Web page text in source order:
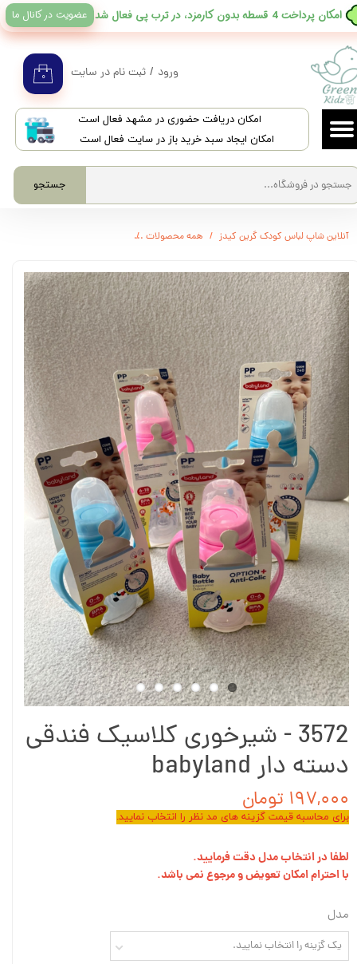
​امکان دریافت حضوری در مشهد فعال است
امکان ایجاد سبد خرید باز در سایت فعال است
جستجو
۰ ورود / ثبت نام در سایت
حساب کاربری من
تغییر گذر واژه
سفارشات
خروج از حساب کاربری
​امکان پرداخت 4 قسطه بدون کارمزد، در ترب پی فعال شد عضویت در کانال ما
آنلاین شاپ لباس کودک گرین کیدز همه محصولات
3572 - شیرخوری کلاسیک فندقی
دسته دار babyland
۱۹۷,۰۰۰ تومان
برای محاسبه قیمت گزینه های مد نظر را انتخاب نمایید.
لطفا در انتخاب مدل دقت فرمایید.
با احترام امکان تعویض و مرجوع نمی باشد.
مدل
یک گزینه را انتخاب نمایید.